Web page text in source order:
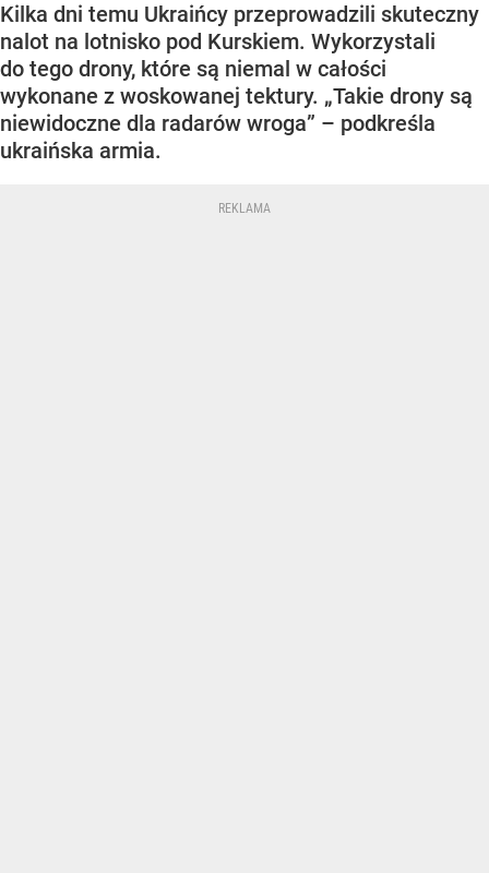
Kilka dni temu Ukraińcy przeprowadzili skuteczny
nalot na lotnisko pod Kurskiem. Wykorzystali
do tego drony, które są niemal w całości
wykonane z woskowanej tektury. „Takie drony są
niewidoczne dla radarów wroga” – podkreśla
ukraińska armia.